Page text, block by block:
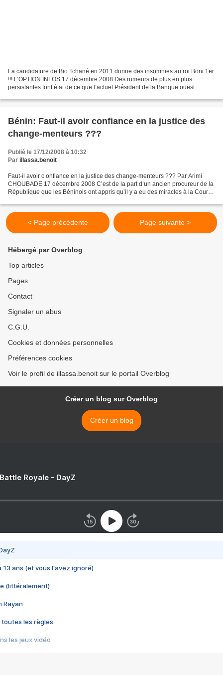
La candidature de Bio Tchané en 2011 donne des insomnies au roi Boni 1er
!!! L’OPTION INFOS 17 décembre 2008 Des rumeurs de plus en plus
persistantes font état de ce que l’actuel Président de la Banque ouest
Bénin: Faut-il avoir confiance en la justice des
change-menteurs ???
Publié le 17/12/2008 à 10:32
Par illassa.benoit
Faut-il avoir c onfiance en la justice des change-menteurs ??? Par Arimi
CHOUBADE 17 décembre 2008 C’est de la part d’un ancien procureur de la
République que les Béninois ont appris qu’il y a eu des miracles à la Cour
< Page précédente Page suivante >
Hébergé par Overblog
Top articles
Pages
Contact
Signaler un abus
C.G.U.
Cookies et données personnelles
Préférences cookies
Voir le profil de illassa.benoit sur le portail Overblog
Créer un blog sur Overblog
Créer un blog
Royale - DayZ
13 ans (et vous l'avez ignoré)
(littéralement)
Rayan
toutes les règles
les jeux vidéo